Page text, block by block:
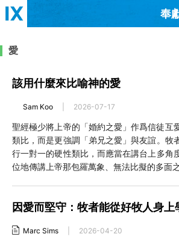
奉
文章 書評
教會帶領 解經式
查看全部
查看全部
隱私條款
烏茲別克語
达里语
法語
羅馬尼亞語
愛
該用什麼來比喻神的愛
Sam Koo 2026-07-17
聖經極少將上帝的「婚約之愛」作爲信徒互
類比，而是更強調「弟兄之愛」與友誼。牧
行一對一的硬性類比，而應當在講台上多角
位地傳講上帝那包羅萬象、無法比擬的多面之
因愛而堅守：牧者能從好牧人身上
Marc Sims 2026-04-20